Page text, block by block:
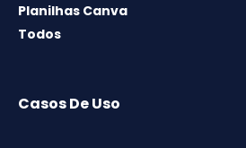
Planilhas Canva
Todos
Casos De Uso